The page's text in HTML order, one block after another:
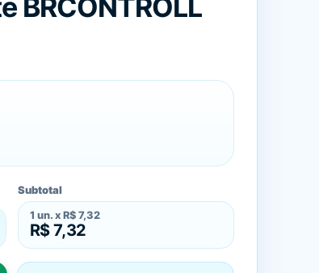
BRCONTROLL
Subtotal
1 un. x R$ 7,32
R$ 7,32